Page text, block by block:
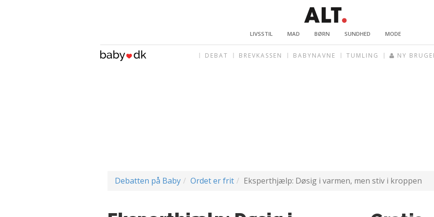
LIVSSTIL MAD BØRN SUNDHED MODE
DEBAT BREVKASSEN BABYNAVNE TUMLING NY
Debatten på Baby Ordet er frit Eksperthjælp: Døsig i varmen, men stiv i kroppen